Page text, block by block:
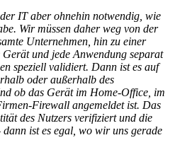
IT aber ohnehin notwendig, wie
Wir müssen daher weg von der
Unternehmen, hin zu einer
Gerät und jede Anwendung separat
speziell validiert. Dann ist es auf
oder außerhalb des
ob das Gerät im Home-Office, im
Firewall angemeldet ist. Das
des Nutzers verifiziert und die
ist es egal, wo wir uns gerade